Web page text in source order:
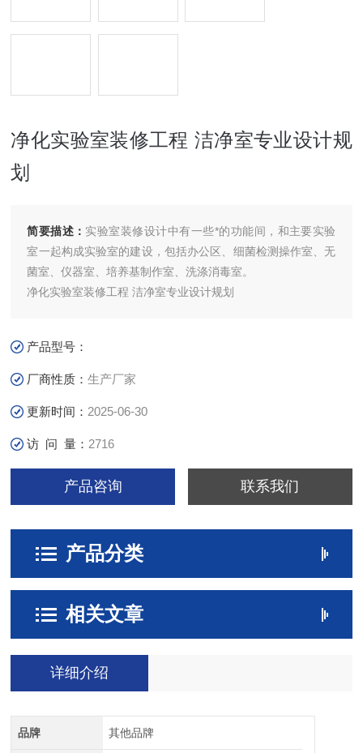
净化实验室装修工程 洁净室专业设计规
划
简要描述： 实验室装修设计中有一些*的功能间，和主要实验
室一起构成实验室的建设，包括办公区、细菌检测操作室、无
菌室、仪器室、培养基制作室、洗涤消毒室。
净化实验室装修工程 洁净室专业设计规划
产品型号：
厂商性质：生产厂家
更新时间： 2025-06-30
访 问 量： 2716
产品咨询 联系我们
产品分类
相关文章
详细介绍
品牌 其他品牌